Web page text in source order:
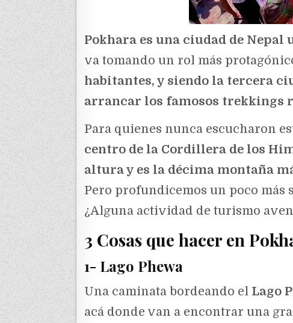
Pokhara es una ciudad de Nepal
va tomando un rol más
habitantes, y siendo la tercera
arrancar los famosos trekkings
Para quienes nunca escucharon
centro de la Cordillera de los
altura y es la décima montaña
Pero profundicemos un poco más
¿Alguna actividad de turismo
3 Cosas que hacer en
1- Lago Phewa
Una caminata bordeando el Lago
acá donde van a encontrar una